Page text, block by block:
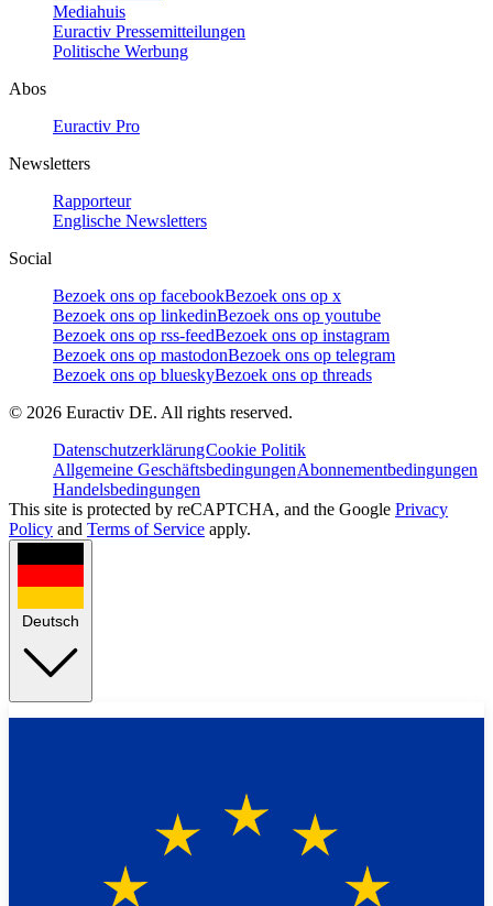
Mediahuis
Euractiv Pressemitteilungen
Politische Werbung
Abos
Euractiv Pro
Newsletters
Rapporteur
Englische Newsletters
Social
Bezoek ons op facebookBezoek ons op x
Bezoek ons op linkedinBezoek ons op youtube
Bezoek ons op rss-feedBezoek ons op instagram
Bezoek ons op mastodonBezoek ons op telegram
Bezoek ons op blueskyBezoek ons op threads
© 2026 Euractiv DE. All rights reserved.
DatenschutzerklärungCookie Politik
Allgemeine GeschäftsbedingungenAbonnementbedingungen
Handelsbedingungen
This site is protected by reCAPTCHA, and the Google Privacy
Policy and Terms of Service apply.
Deutsch